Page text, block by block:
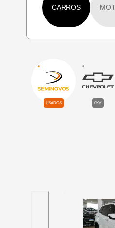
CARROS
USADOS 0KM